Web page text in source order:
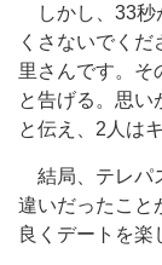
しかし、33秒
くさないでく
里さんです。そ
と告げる。思い
と伝え、2人は
結局、テレパ
違いだったこと
良くデートを楽